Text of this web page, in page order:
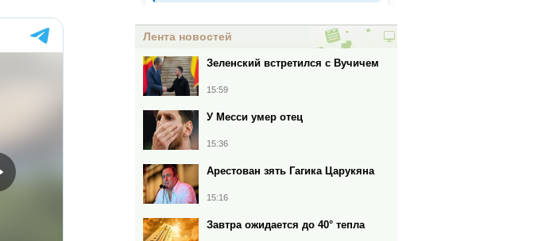
Лента новостей
Зеленский встретился с Вучичем
15:59
У Месси умер отец
15:36
Арестован зять Гагика Царукяна
15:16
Завтра ожидается до 40° тепла